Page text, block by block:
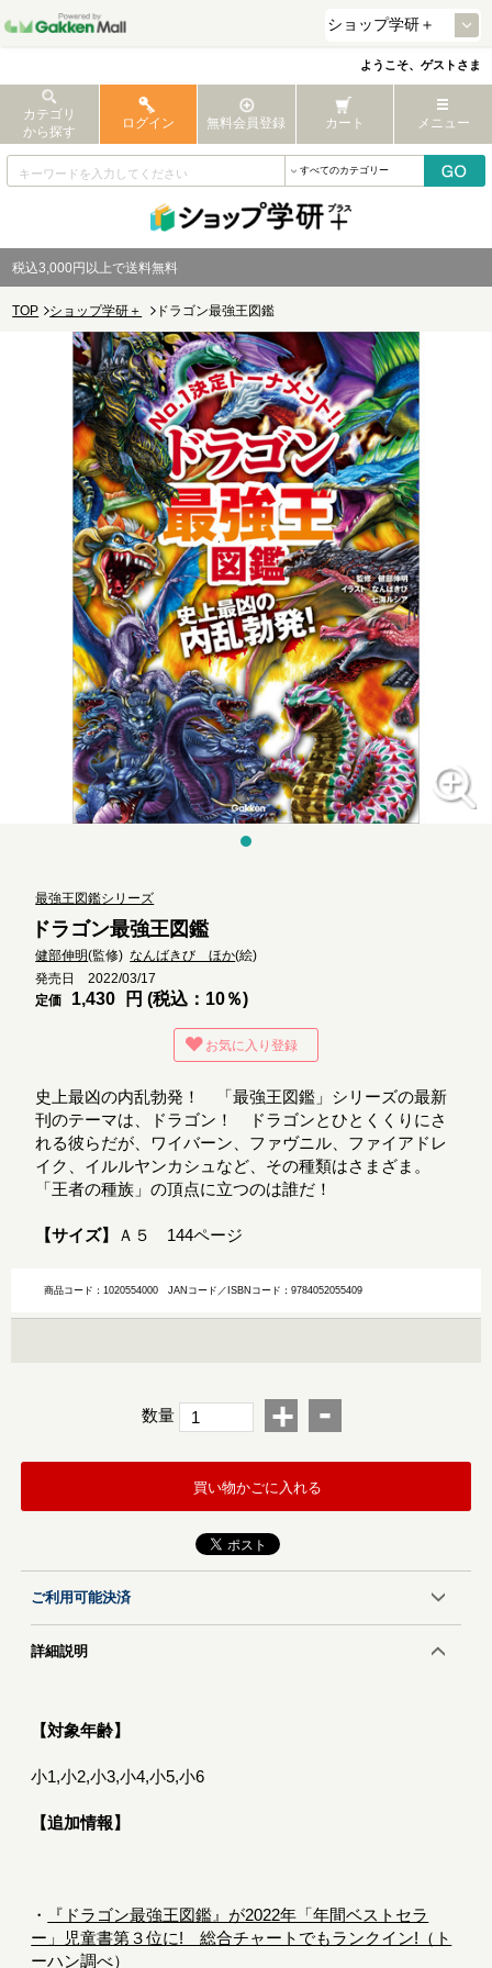
ようこそ、ゲストさま
カテゴリ
から探す
ログイン 無料会員登録 カート メニュー
税込3,000円以上で送料無料
TOP ショップ学研＋ ドラゴン最強王図鑑
最強王図鑑シリーズ
ドラゴン最強王図鑑
健部伸明(監修)なんばきび ほか(絵)
発売日 2022/03/17
定価
1,430 円 (税込：10％)
お気に入り登録
史上最凶の内乱勃発！ 「最強王図鑑」シリーズの最新
刊のテーマは、ドラゴン！ ドラゴンとひとくくりにさ
れる彼らだが、ワイバーン、ファヴニル、ファイアドレ
イク、イルルヤンカシュなど、その種類はさまざま。
「王者の種族」の頂点に立つのは誰だ！
【サイズ】 Ａ５ 144ページ
商品コード：1020554000JANコード／ISBNコード：9784052055409
数量 + -
買い物かごに入れる
ご利用可能決済
詳細説明
【対象年齢】
小1,小2,小3,小4,小5,小6
【追加情報】
・
『ドラゴン最強王図鑑』が2022年「年間ベストセラ
ー」児童書第３位に! 総合チャートでもランクイン!（ト
ーハン調べ）